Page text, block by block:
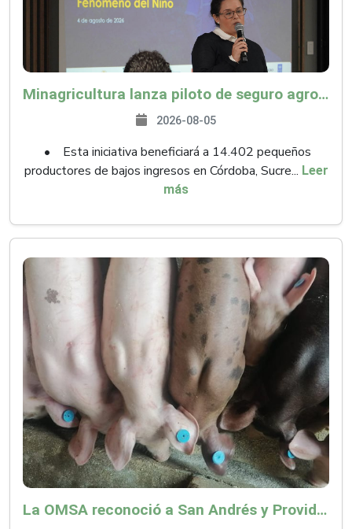
Minagricultura lanza piloto de seguro agropecuario por $9.625 millones para proteger a más de 14.000 pequeños productores contra riesgos del Fenómeno de El Niño
2026-08-05
• Esta iniciativa beneficiará a 14.402 pequeños
productores de bajos ingresos en Córdoba, Sucre... Leer
más
La OMSA reconoció a San Andrés y Providencia como zona libre de Peste Porcina Clásica (PPC)